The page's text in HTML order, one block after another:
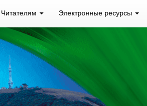
Читателям Электронные ресурсы